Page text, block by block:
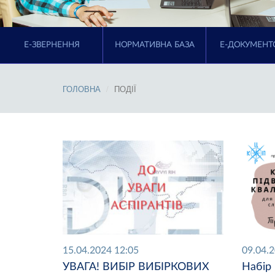
E-ЗВЕРНЕННЯ НОРМАТИВНА БАЗА Е-
ГОЛОВНА ПОДІЇ
15.04.2024 12:05
УВАГА! ВИБІР ВИБІРКОВИХ